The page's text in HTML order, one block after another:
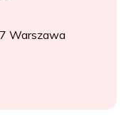
Warszawa